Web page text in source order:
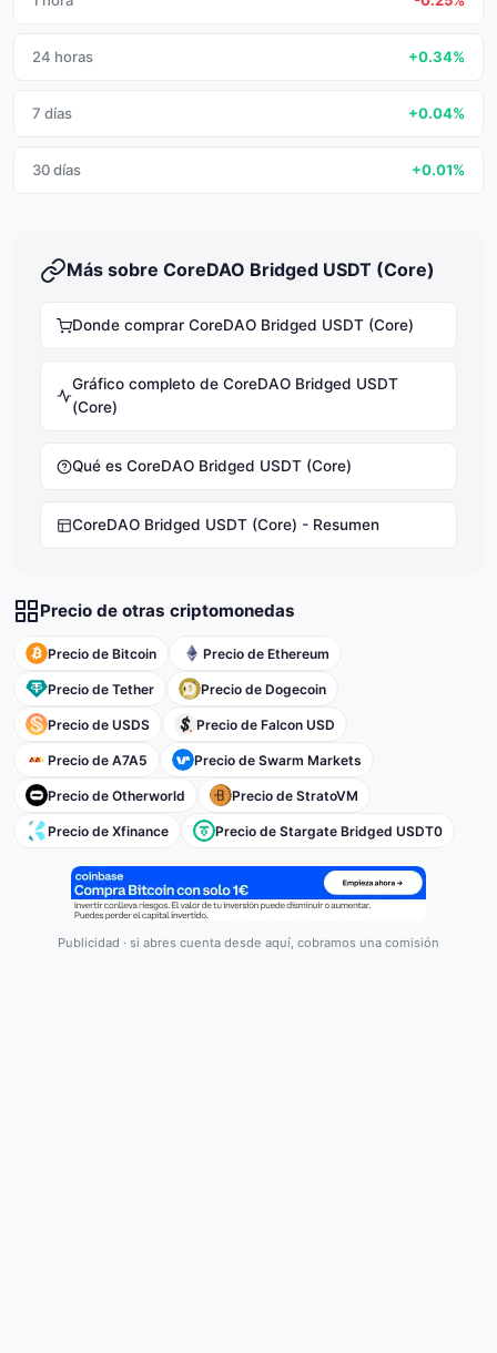
24 horas +0.34%
7 días +0.04%
30 días +0.01%
Más sobre CoreDAO Bridged USDT (Core)
Donde comprar CoreDAO Bridged USDT (Core)
Gráfico completo de CoreDAO Bridged USDT
(Core)
Qué es CoreDAO Bridged USDT (Core)
CoreDAO Bridged USDT (Core) - Resumen
Precio de otras criptomonedas
Precio de Bitcoin Precio de Ethereum
Precio de Tether Precio de Dogecoin
Precio de USDS Precio de Falcon USD
Precio de A7A5 Precio de Swarm Markets
Precio de Otherworld Precio de StratoVM
Precio de Xfinance Precio de Stargate Bridged USDT0
Publicidad · si abres cuenta desde aquí, cobramos una comisión